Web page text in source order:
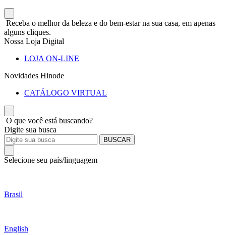
Receba o melhor da beleza e do bem-estar na sua casa, em apenas
alguns cliques.
Nossa Loja Digital
LOJA ON-LINE
Novidades Hinode
CATÁLOGO VIRTUAL
O que você está buscando?
Digite sua busca
BUSCAR
Selecione seu país/linguagem
Brasil
English